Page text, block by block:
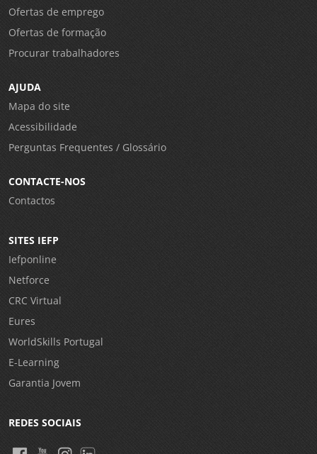
Ofertas de emprego
Ofertas de formação
Procurar trabalhadores
AJUDA
Mapa do site
Acessibilidade
Perguntas Frequentes / Glossário
CONTACTE-NOS
Contactos
SITES IEFP
Iefponline
Netforce
CRC Virtual
Eures
WorldSkills Portugal
E-Learning
Garantia Jovem
REDES SOCIAIS